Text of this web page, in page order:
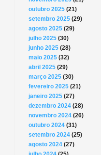
outubro 2025 (21)
setembro 2025 (29)
agosto 2025 (29)
julho 2025 (30)
junho 2025 (28)
maio 2025 (32)
abril 2025 (29)
março 2025 (30)
fevereiro 2025 (21)
janeiro 2025 (27)
dezembro 2024 (28)
novembro 2024 (26)
outubro 2024 (31)
setembro 2024 (25)
agosto 2024 (27)